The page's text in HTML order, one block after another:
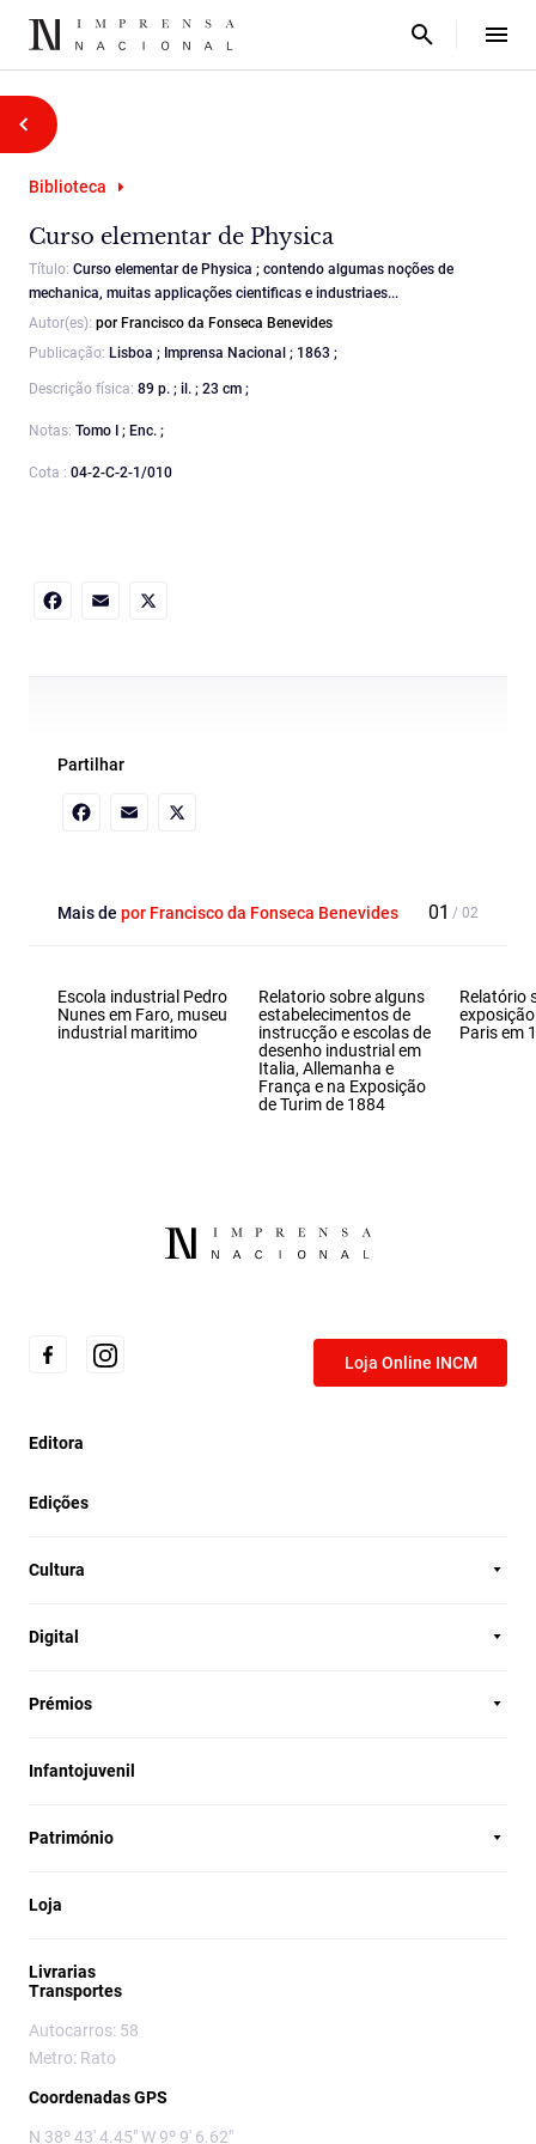
Biblioteca
Curso elementar de Physica
Título: Curso elementar de Physica ; contendo algumas noções de
mechanica, muitas applicações cientificas e industriaes...
Autor(es): por Francisco da Fonseca Benevides
Publicação: Lisboa ; Imprensa Nacional ; 1863 ;
Descrição física: 89 p. ; il. ; 23 cm ;
Notas: Tomo I ; Enc. ;
Cota : 04-2-C-2-1/010
Partilhar
Mais de por Francisco da Fonseca Benevides
Escola industrial Pedro
Nunes em Faro, museu
industrial maritimo
Relatorio sobre alguns
estabelecimentos de
instrucção e escolas de
desenho industrial em
Italia, Allemanha e
França e na Exposição
de Turim de 1884
Relatório
Paris em
Loja Online INCM
Editora
Edições
Cultura
Digital
Prémios
Infantojuvenil
Património
Loja
Livrarias
Transportes
Autocarros: 58
Metro: Rato
Coordenadas GPS
N 38º 43' 4.45" W 9º 9' 6.62"